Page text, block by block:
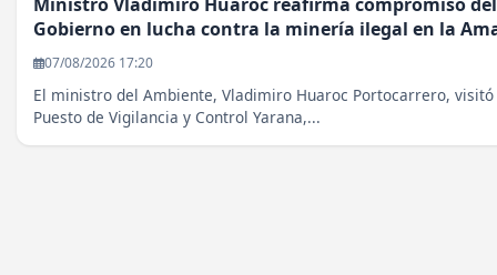
Gobierno en lucha contra la minería ilegal en la
07/08/2026 17:20
El ministro del Ambiente, Vladimiro Huaroc Portocarrero,
Puesto de Vigilancia y Control Yarana,...